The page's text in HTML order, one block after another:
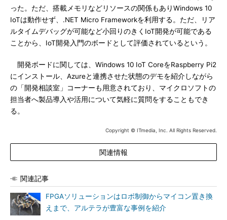
った。ただ、搭載メモリなどリソースの関係もありWindows 10
IoTは動作せず、.NET Micro Frameworkを利用する。ただ、リア
ルタイムデバッグが可能など小回りのきくIoT開発が可能である
ことから、IoT開発入門のボードとして評価されているという。
開発ボードに関しては、Windows 10 IoT CoreをRaspberry Pi2
にインストール、Azureと連携させた状態のデモを紹介しながら
の「開発相談室」コーナーも用意されており、マイクロソフトの
担当者へ製品導入や活用について気軽に質問をすることもでき
る。
Copyright © ITmedia, Inc. All Rights Reserved.
関連情報
関連記事
FPGAソリューションはロボ制御からマイコン置き換
えまで、アルテラが豊富な事例を紹介